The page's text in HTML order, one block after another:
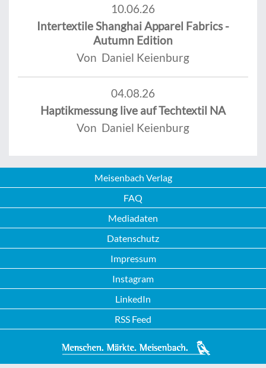
10.06.26
Intertextile Shanghai Apparel Fabrics -
Autumn Edition
Von Daniel Keienburg
04.08.26
Haptikmessung live auf Techtextil NA
Von Daniel Keienburg
Meisenbach Verlag
FAQ
Mediadaten
Datenschutz
Impressum
Instagram
LinkedIn
RSS Feed